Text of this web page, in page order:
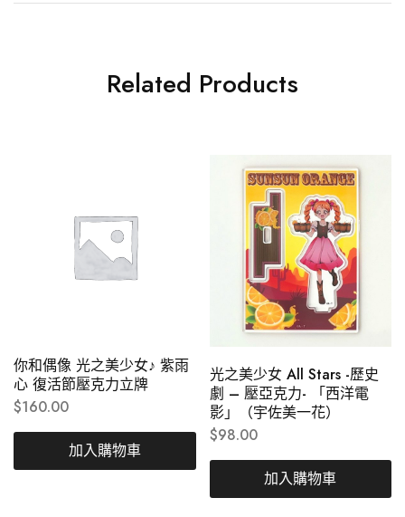
Related Products
你和偶像 光之美少女♪ 紫雨
心 復活節壓克力立牌
$160.00
加入購物車
光之美少女 All Stars -歷史
劇 – 壓亞克力- 「西洋電
影」（宇佐美一花）
$98.00
加入購物車